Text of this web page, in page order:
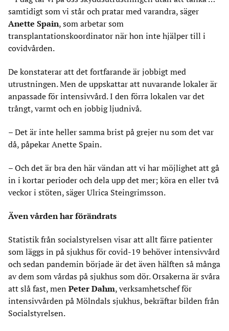
samtidigt som vi står och pratar med varandra, säger
Anette Spain, som arbetar som
transplantationskoordinator när hon inte hjälper till i
covidvården.
De konstaterar att det fortfarande är jobbigt med
utrustningen. Men de uppskattar att nuvarande lokaler är
anpassade för intensivvård. I den förra lokalen var det
trångt, varmt och en jobbig ljudnivå.
– Det är inte heller samma brist på grejer nu som det var
då, påpekar Anette Spain.
– Och det är bra den här vändan att vi har möjlighet att gå
in i kortar perioder och dela upp det mer; köra en eller två
veckor i stöten, säger Ulrica Steingrimsson.
Även vården har förändrats
Statistik från socialstyrelsen visar att allt färre patienter
som läggs in på sjukhus för covid-19 behöver intensivvård
och sedan pandemin började är det även hälften så många
av dem som vårdas på sjukhus som dör. Orsakerna är svåra
att slå fast, men Peter Dahm, verksamhetschef för
intensivvården på Mölndals sjukhus, bekräftar bilden från
Socialstyrelsen.